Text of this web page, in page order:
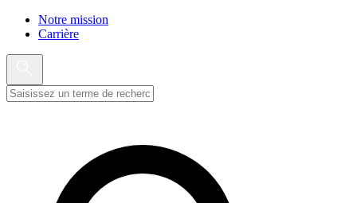
Notre mission
Carrière